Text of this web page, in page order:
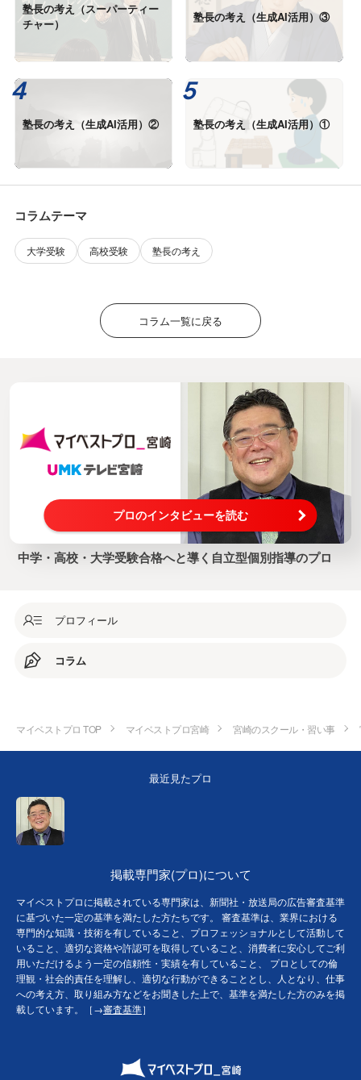
塾長の考え（スーパーティー
チャー）
塾長の考え（生成AI活用）③
塾長の考え（生成AI活用）② 塾長の考え（生成AI活用）①
コラムテーマ
大学受験 高校受験 塾長の考え
コラム一覧に戻る
プロのインタビューを読む
中学・高校・大学受験合格へと導く自立型個別指導のプロ
プロフィール
コラム
マイベストプロ TOP マイベストプロ宮崎 宮崎のスクール・習い事
最近見たプロ
掲載専門家(プロ)について
マイベストプロに掲載されている専門家は、新聞社・放送局の広告審査基準
に基づいた一定の基準を満たした方たちです。 審査基準は、業界における
専門的な知識・技術を有していること、プロフェッショナルとして活動して
いること、適切な資格や許認可を取得していること、消費者に安心してご利
用いただけるよう一定の信頼性・実績を有していること、 プロとしての倫
理観・社会的責任を理解し、適切な行動ができることとし、人となり、仕事
への考え方、取り組み方などをお聞きした上で、基準を満たした方のみを掲
載しています。［→審査基準］